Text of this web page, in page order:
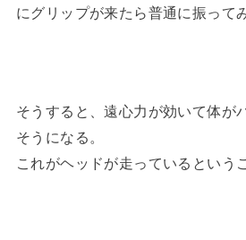
にグリップが来たら普通に振って
そうすると、遠心力が効いて体が
そうになる。
これがヘッドが走っているという